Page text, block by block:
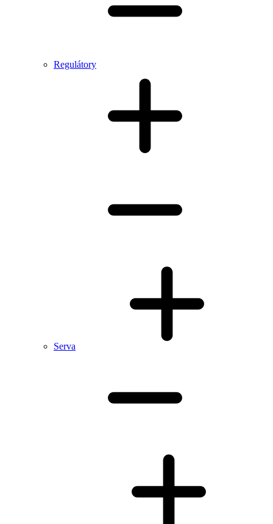
Regulátory
Serva